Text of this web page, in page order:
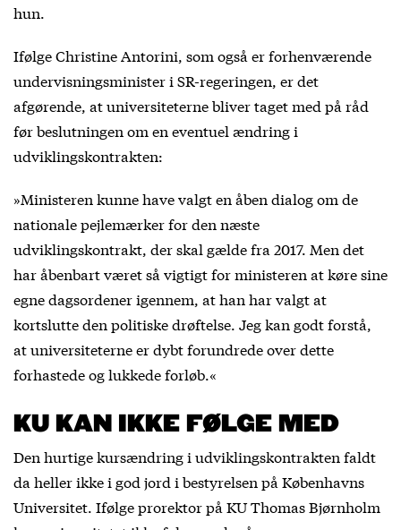
hun.
Ifølge Christine Antorini, som også er forhenværende
undervisningsminister i SR-regeringen, er det
afgørende, at universiteterne bliver taget med på råd
før beslutningen om en eventuel ændring i
udviklingskontrakten:
»Ministeren kunne have valgt en åben dialog om de
nationale pejlemærker for den næste
udviklingskontrakt, der skal gælde fra 2017. Men det
har åbenbart været så vigtigt for ministeren at køre sine
egne dagsordener igennem, at han har valgt at
kortslutte den politiske drøftelse. Jeg kan godt forstå,
at universiteterne er dybt forundrede over dette
forhastede og lukkede forløb.«
KU KAN IKKE FØLGE MED
Den hurtige kursændring i udviklingskontrakten faldt
da heller ikke i god jord i bestyrelsen på Københavns
Universitet. Ifølge prorektor på KU Thomas Bjørnholm